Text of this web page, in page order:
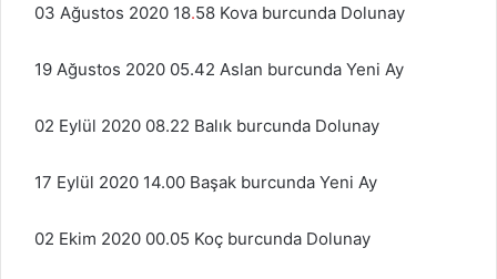
03 Ağustos 2020 18.58 Kova burcunda Dolunay
19 Ağustos 2020 05.42 Aslan burcunda Yeni Ay
02 Eylül 2020 08.22 Balık burcunda Dolunay
17 Eylül 2020 14.00 Başak burcunda Yeni Ay
02 Ekim 2020 00.05 Koç burcunda Dolunay